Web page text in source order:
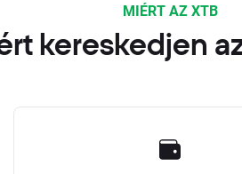
MIÉRT AZ XTB
kereskedjen